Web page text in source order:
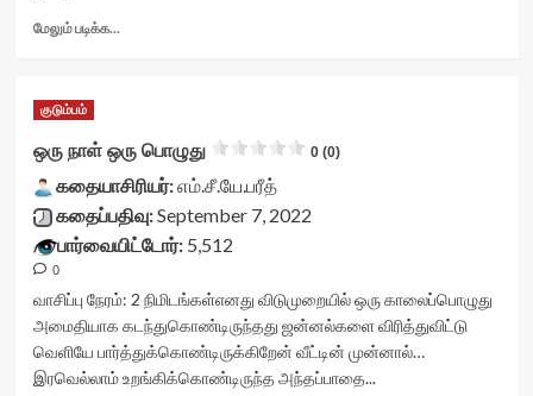
>
</div>
<span
class='yasr-
stars-
average'>0
</span>
</div>
74558a6da6647'
data-
rating='0'
data-
rater-
data-
rater-
postid='37451'
data-
rater-
மேலும் படிக்க...
vv-
stars-
title-
container">
<div
stars-
title
yasr-
rater-
stars'
குடும்பம்
ஒரு நாள் ஒரு பொழுது 0 (0)
கதையாசிரியர்:எம்.சீ.யே.பரீத்
கதைப்பதிவு:September 7, 2022
பார்வையிட்டோர்:5,512
0
வாசிப்பு நேரம்: 2 நிமிடங்கள்எனது விடுமுறையில் ஒரு காலைப்பொழுது
அமைதியாக கடந்துகொண்டிருந்தது ஜன்னல்களை விரித்துவிட்டு
வெளியே பார்த்துக்கொண்டிருக்கிறேன் வீட்டின் முன்னால்…
இரவெல்லாம் உறங்கிக்கொண்டிருந்த அந்தப்பாதை...